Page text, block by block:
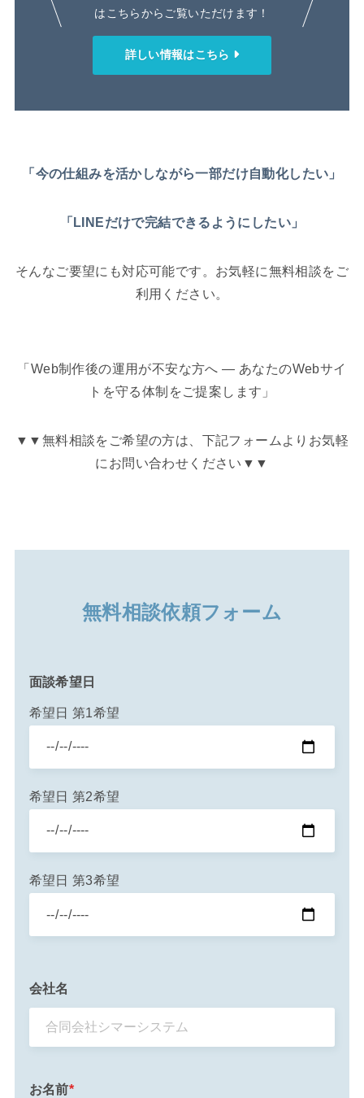
はこちらからご覧いただけます！
詳しい情報はこちら
「今の仕組みを活かしながら一部だけ自動化したい」
「LINEだけで完結できるようにしたい」
そんなご要望にも対応可能です。お気軽に無料相談をご
利用ください。
「Web制作後の運用が不安な方へ ― あなたのWebサイ
トを守る体制をご提案します」
▼▼無料相談をご希望の方は、下記フォームよりお気軽
にお問い合わせください▼▼
無料相談依頼フォーム
面談希望日
希望日 第1希望
希望日 第2希望
希望日 第3希望
会社名
お名前*